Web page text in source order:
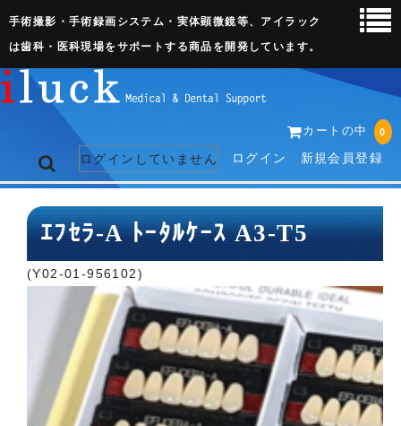
手術撮影・手術録画システム・実体顕微鏡等、アイラック
は歯科・医科現場をサポートする商品を開発しています。
カートの中 0
ログインしていません ログイン 新規会員登録
トップページ
歯科関連機器
術野撮影キット
3D実体顕微鏡
ｴﾌｾﾗ-A ﾄｰﾀﾙｹｰｽ A3-T5
(Y02-01-956102)